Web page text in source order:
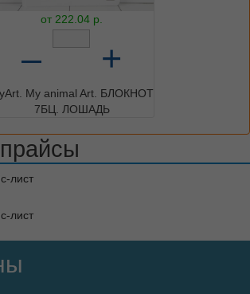
от 222.04 р.
– +
My animal Art. БЛОКНОТ
7БЦ. ЛОШАДЬ
лист
лист